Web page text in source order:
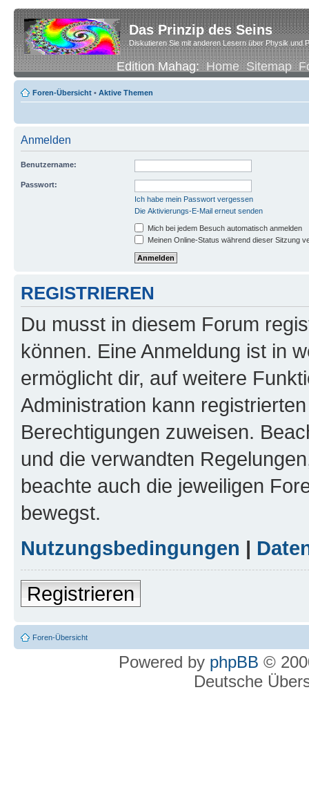
Das Prinzip des Seins
Diskutieren Sie mit anderen Lesern über Physik und
Edition Mahag:Home Sitemap
Foren-Übersicht • Aktive Themen
Anmelden
Benutzername:
Passwort:
Ich habe mein Passwort vergessen
Die Aktivierungs-E-Mail erneut senden
Mich bei jedem Besuch automatisch anmelden
Meinen Online-Status während dieser Sitzung
REGISTRIEREN
Du musst in diesem Forum
können. Eine Anmeldung ist in
ermöglicht dir, auf weitere
Administration kann
Berechtigungen zuweisen.
und die verwandten
beachte auch die jeweiligen
bewegst.
Nutzungsbedingungen |
Registrieren
Foren-Übersicht
Powered by phpBB ©
Deutsche